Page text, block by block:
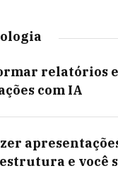
relatórios
com IA
e você